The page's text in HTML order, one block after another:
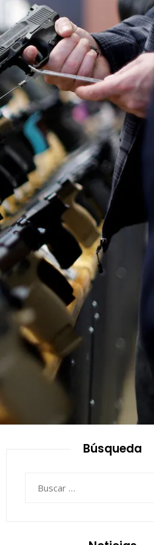
Búsqueda